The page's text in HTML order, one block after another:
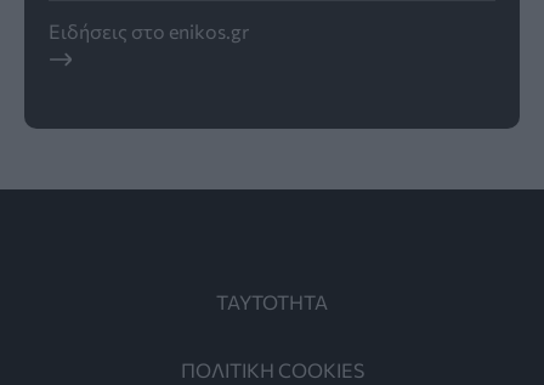
Ειδήσεις στο enikos.gr
ΤΑΥΤΟΤΗΤΑ
ΠΟΛΙΤΙΚΗ COOKIES